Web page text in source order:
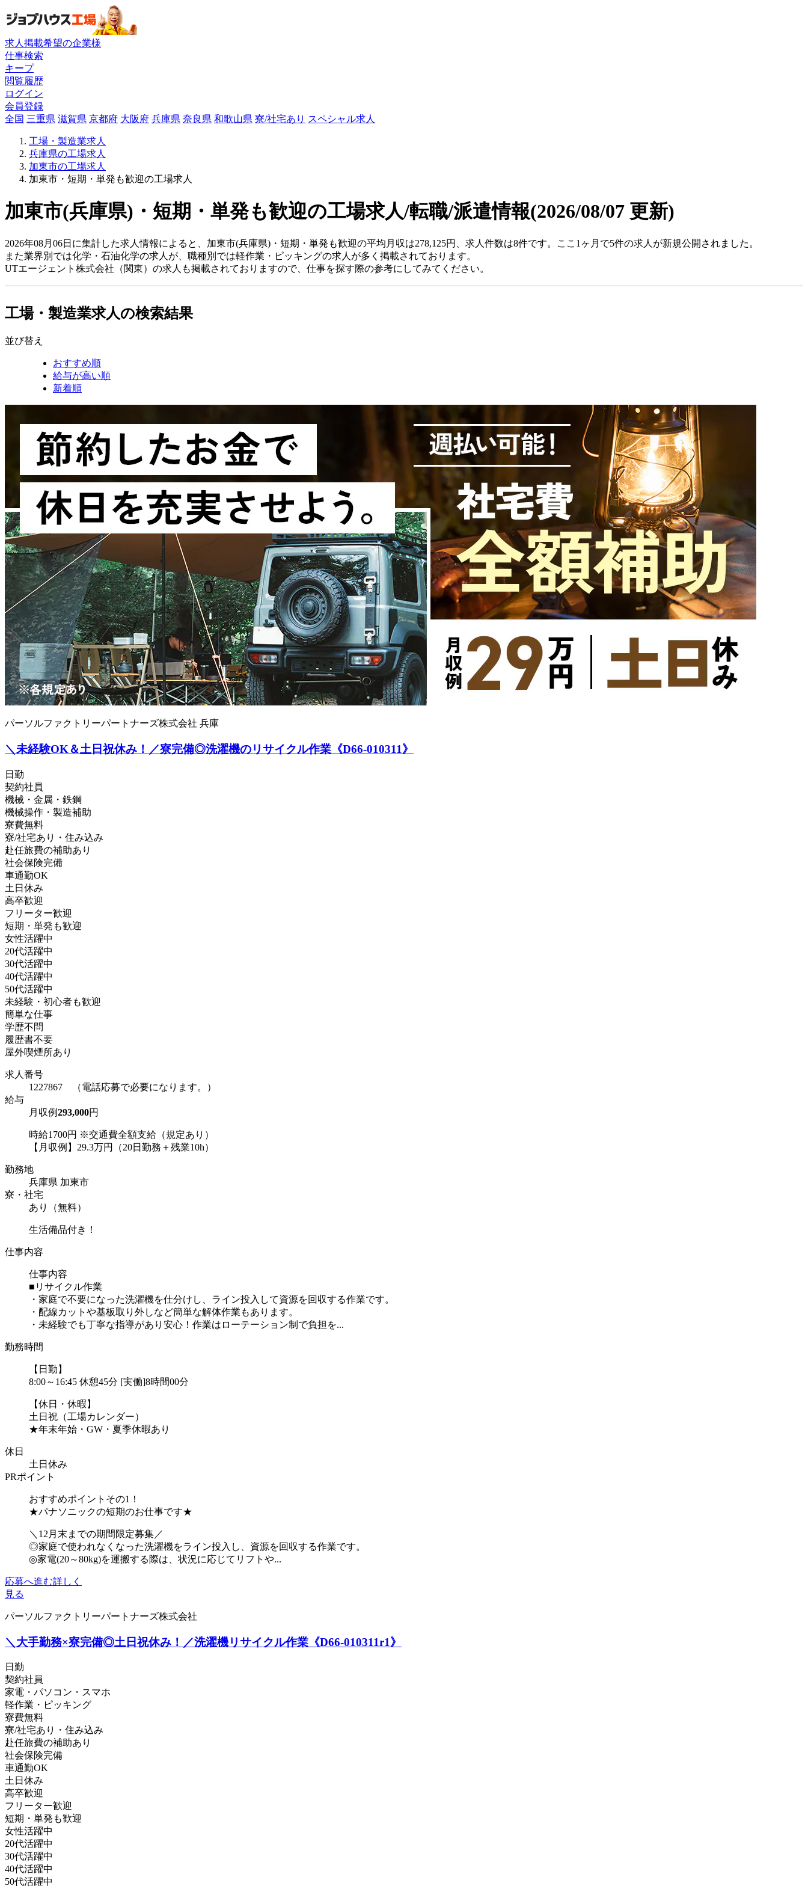
求人掲載希望の企業様
仕事検索
キープ
閲覧履歴
ログイン
会員登録
全国 三重県 滋賀県 京都府 大阪府 兵庫県 奈良県 和歌山県 寮/社宅あり スペシャル求人
工場・製造業求人
兵庫県の工場求人
加東市の工場求人
加東市・短期・単発も歓迎の工場求人
加東市(兵庫県)・短期・単発も歓迎の工場求人/転職/派遣情報(2026/08/07 更新)
2026年08月06日に集計した求人情報によると、加東市(兵庫県)・短期・単発も歓迎の平均月収は278,125円、求人件数は8件です。ここ1ヶ月で5件の求人が新規公開されました。
また業界別では化学・石油化学の求人が、職種別では軽作業・ピッキングの求人が多く掲載されております。
UTエージェント株式会社（関東）の求人も掲載されておりますので、仕事を探す際の参考にしてみてください。
工場・製造業求人の検索結果
並び替え
おすすめ順
給与が高い順
新着順
パーソルファクトリーパートナーズ株式会社 兵庫
＼未経験OK＆土日祝休み！／寮完備◎洗濯機のリサイクル作業《D66-010311》
日勤
契約社員
機械・金属・鉄鋼
機械操作・製造補助
寮費無料
寮/社宅あり・住み込み
赴任旅費の補助あり
社会保険完備
車通勤OK
土日休み
高卒歓迎
フリーター歓迎
短期・単発も歓迎
女性活躍中
20代活躍中
30代活躍中
40代活躍中
50代活躍中
未経験・初心者も歓迎
簡単な仕事
学歴不問
履歴書不要
屋外喫煙所あり
求人番号
1227867 （電話応募で必要になります。）
給与
月収例293,000円
時給1700円 ※交通費全額支給（規定あり）
【月収例】29.3万円（20日勤務＋残業10h）
勤務地
兵庫県 加東市
寮・社宅
あり（無料）
生活備品付き！
仕事内容
仕事内容
■リサイクル作業
・家庭で不要になった洗濯機を仕分けし、ライン投入して資源を回収する作業です。
・配線カットや基板取り外しなど簡単な解体作業もあります。
・未経験でも丁寧な指導があり安心！作業はローテーション制で負担を...
勤務時間
【日勤】
8:00～16:45 休憩45分 [実働]8時間00分
【休日・休暇】
土日祝（工場カレンダー）
★年末年始・GW・夏季休暇あり
休日
土日休み
PRポイント
おすすめポイントその1！
★パナソニックの短期のお仕事です★
＼12月末までの期間限定募集／
◎家庭で使われなくなった洗濯機をライン投入し、資源を回収する作業です。
◎家電(20～80kg)を運搬する際は、状況に応じてリフトや...
応募へ進む詳しく
見る
パーソルファクトリーパートナーズ株式会社
＼大手勤務×寮完備◎土日祝休み！／洗濯機リサイクル作業《D66-010311r1》
日勤
契約社員
家電・パソコン・スマホ
軽作業・ピッキング
寮費無料
寮/社宅あり・住み込み
赴任旅費の補助あり
社会保険完備
車通勤OK
土日休み
高卒歓迎
フリーター歓迎
短期・単発も歓迎
女性活躍中
20代活躍中
30代活躍中
40代活躍中
50代活躍中